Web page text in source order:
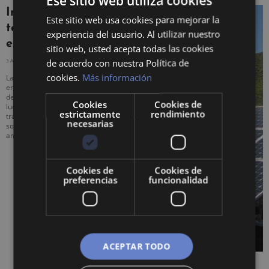
Inversiones en
tecnologías limpias y
energías renovables
3 AGOSTO, 2023 NO HAY COMENTARIOS
Las inversiones en tecnologías limpias y
energías renovables están
desempeñando un papel crucial en la
lucha contra el cambio climático y la
transición hacia un futuro más
sostenible y respetuoso con el medio
ambiente.
Este sitio web usa cookies para mejorar la
experiencia del usuario. Al utilizar nuestro
sitio web, usted acepta todas las cookies
de acuerdo con nuestra Política de
cookies. Más información
Cookies
estrictamente
necesarias
Cookies de
rendimiento
Cookies de
preferencias
Cookies de
funcionalidad
ACEPTAR TODO